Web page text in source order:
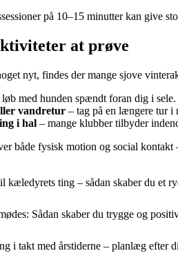
på 10–15 minutter kan give
at prøve
nyt, findes der mange sjove
løb med hunden spændt foran dig i
vandretur – tag på en længere tur i
i hal – mange klubber tilbyder
både fysisk motion og social kontakt
kæledyrets ting – sådan skaber du et
Sådan skaber du trygge og
i takt med årstiderne – planlæg efter